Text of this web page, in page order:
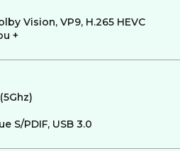
Vision, VP9, H.265 HEVC
+
S/PDIF, USB 3.0